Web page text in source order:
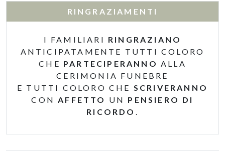
RINGRAZIAMENTI
I FAMILIARI RINGRAZIANO
ANTICIPATAMENTE TUTTI COLORO
CHE PARTECIPERANNO ALLA
CERIMONIA FUNEBRE
E TUTTI COLORO CHE SCRIVERANNO
CONAFFETTO UN PENSIERO DI
RICORDO .